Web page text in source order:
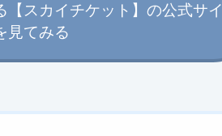
スカイチケット】の公式サイ
見てみる